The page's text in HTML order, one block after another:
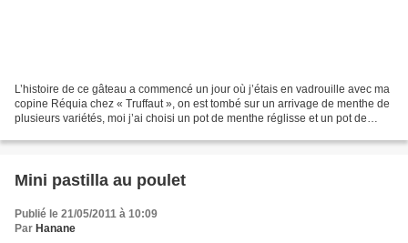
L’histoire de ce gâteau a commencé un jour où j’étais en vadrouille avec ma
copine Réquia chez « Truffaut », on est tombé sur un arrivage de menthe de
plusieurs variétés, moi j’ai choisi un pot de menthe réglisse et un pot de
Mini pastilla au poulet
Publié le 21/05/2011 à 10:09
Par Hanane